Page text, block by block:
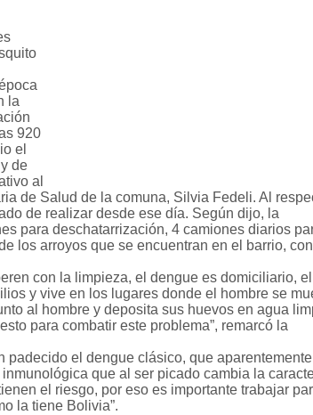
la
920
el
de
al
de Salud de la comuna, Silvia Fedeli. Al
de realizar desde ese día. Según dijo, la
para deschatarrización, 4 camiones diarios
los arroyos que se encuentran en el barrio, con
con la limpieza, el dengue es domiciliario, el
y vive en los lugares donde el hombre se
al hombre y deposita sus huevos en agua
para combatir este problema”, remarcó la
padecido el dengue clásico, que
que al ser picado cambia la
el riesgo, por eso es importante trabajar
la tiene Bolivia”.